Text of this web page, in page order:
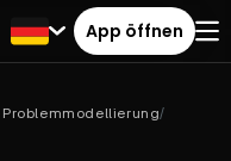
App öffnen
/